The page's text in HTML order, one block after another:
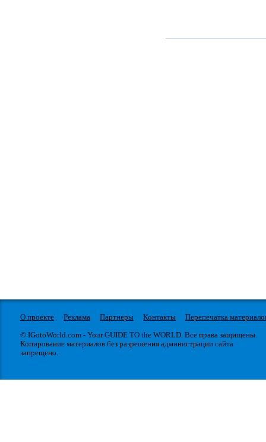
О проекте Реклама Партнеры Контакты
Перепечатка
© IGotoWorld.com - Your GUIDE TO the WORLD. Все права защищены.
Копирование материалов без разрешения администрации сайта
запрещено.